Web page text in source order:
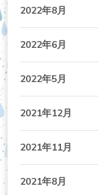
2022年8月
2022年6月
2022年5月
2021年12月
2021年11月
2021年8月